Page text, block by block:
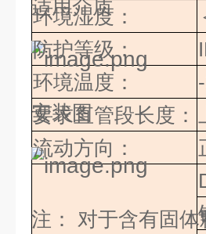
环境湿度：
防护等级：
环境温度：
要求直管段长度：
流动方向：
适用介质
安装图
注： 对于含有固